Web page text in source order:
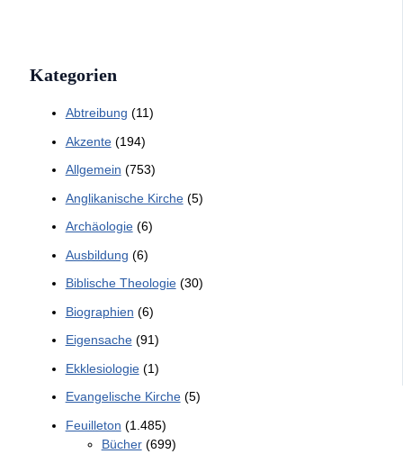
Kategorien
Abtreibung (11)
Akzente(194)
Allgemein (753)
Anglikanische Kirche(5)
Archäologie(6)
Ausbildung (6)
Biblische Theologie(30)
Biographien (6)
Eigensache(91)
Ekklesiologie(1)
Evangelische Kirche(5)
Feuilleton (1.485)
Bücher(699)